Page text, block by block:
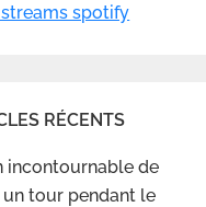
spotify
RÉCENTS
incontournable de
tour pendant le